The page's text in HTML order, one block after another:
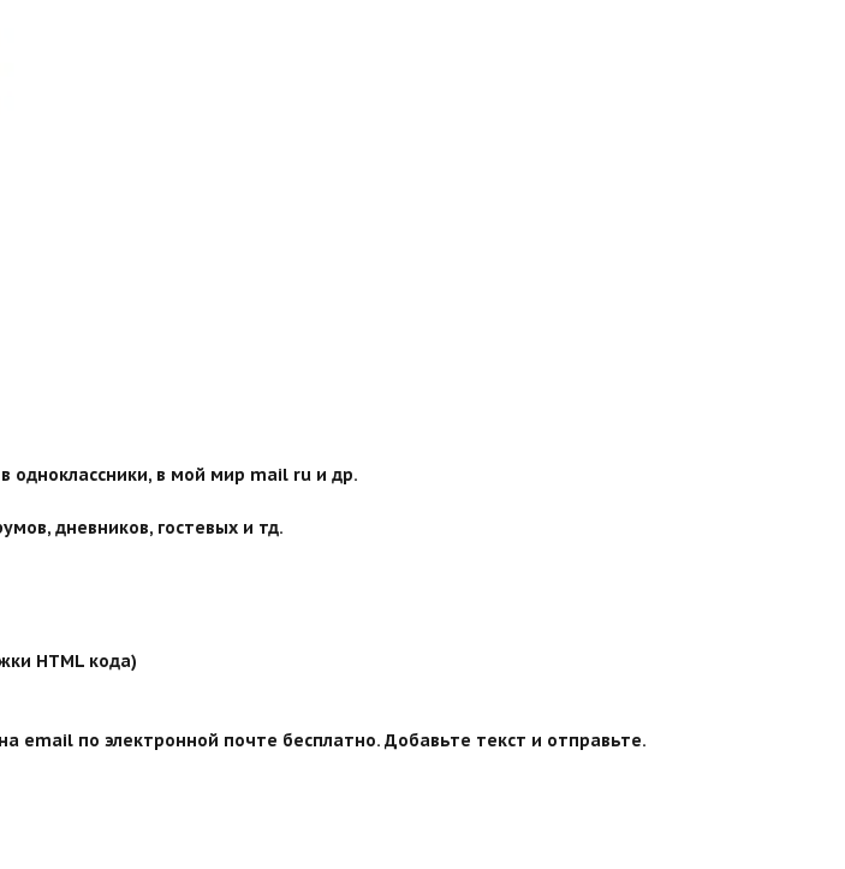
одноклассники, в мой мир mail ru и др.
дневников, гостевых и тд.
HTML кода)
email по электронной почте бесплатно. Добавьте текст и отправьте.